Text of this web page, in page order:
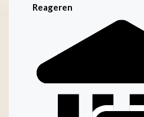
Reageren